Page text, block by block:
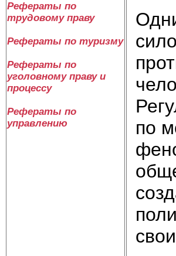
Рефераты по
трудовому праву
Рефераты по туризму
Рефераты по
уголовному праву и
процессу
Рефераты по
управлению
по